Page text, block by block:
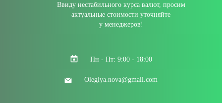
Ввиду нестабильного курса валют, просим
актуальные стоимости уточняйте
у менеджеров!
Пн - Пт: 9:00 - 18:00
Olegiya.nova@gmail.com